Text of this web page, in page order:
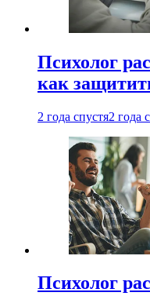
Психолог
как
2 года спустя2 года
Психолог